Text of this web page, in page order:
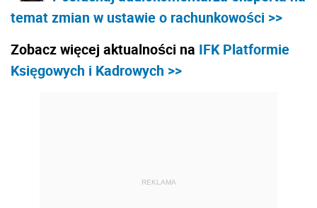
temat zmian w ustawie o rachunkowości >>
Zobacz więcej aktualności na IFK Platformie
Księgowych i Kadrowych >>
REKLAMA